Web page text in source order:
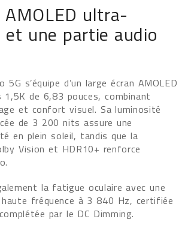
ultra-
et une partie audio
5G s’équipe d’un large écran AMOLED
1,5K de 6,83 pouces, combinant
et confort visuel. Sa luminosité
de 3 200 nits assure une
en plein soleil, tandis que la
Vision et HDR10+ renforce
la fatigue oculaire avec une
fréquence à 3 840 Hz, certifiée
par le DC Dimming.